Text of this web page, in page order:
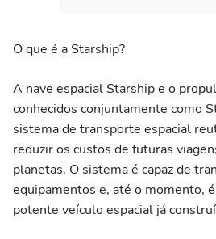
O que é a Starship?
A nave espacial Starship e o
conhecidos conjuntamente como
sistema de transporte espacial
reduzir os custos de futuras
planetas. O sistema é capaz de
equipamentos e, até o momento,
potente veículo espacial já